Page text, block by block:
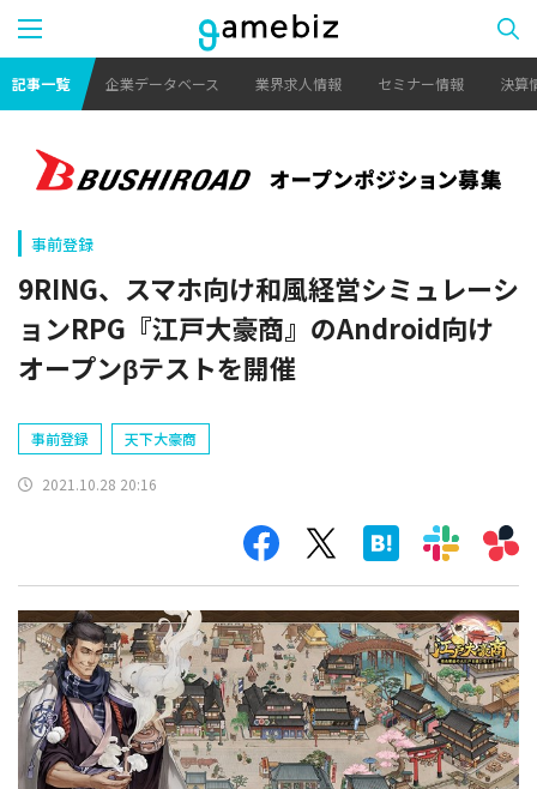
記事一覧 企業データベース 業界求人情報 セミナー情報 決算
事前登録
9RING、スマホ向け和風経営シミュレーシ
ョンRPG『江戸大豪商』のAndroid向け
オープンβテストを開催
事前登録 天下大豪商
2021.10.28 20:16